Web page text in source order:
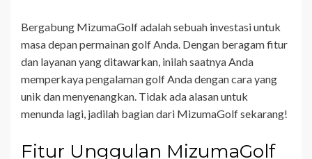
Bergabung MizumaGolf adalah sebuah investasi untuk
masa depan permainan golf Anda. Dengan beragam fitur
dan layanan yang ditawarkan, inilah saatnya Anda
memperkaya pengalaman golf Anda dengan cara yang
unik dan menyenangkan. Tidak ada alasan untuk
menunda lagi, jadilah bagian dari MizumaGolf sekarang!
Fitur Unggulan MizumaGolf